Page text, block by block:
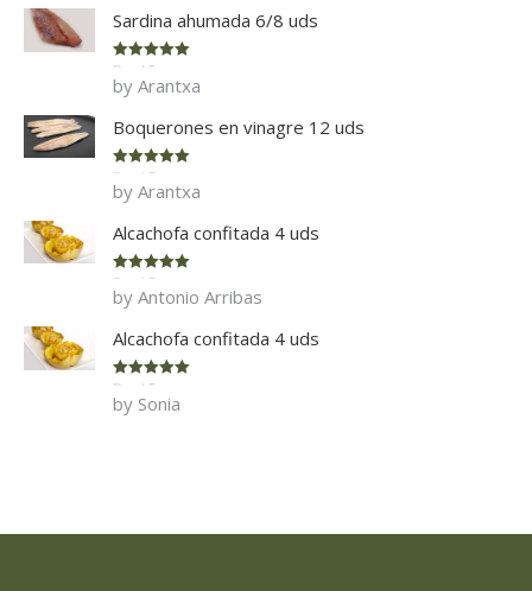
Sardina ahumada 6/8 uds
Rated 5
of 5
by Arantxa
Boquerones en vinagre 12 uds
Rated 5
of 5
by Arantxa
Alcachofa confitada 4 uds
Rated 5
of 5
by Antonio Arribas
Alcachofa confitada 4 uds
Rated 5
of 5
by Sonia